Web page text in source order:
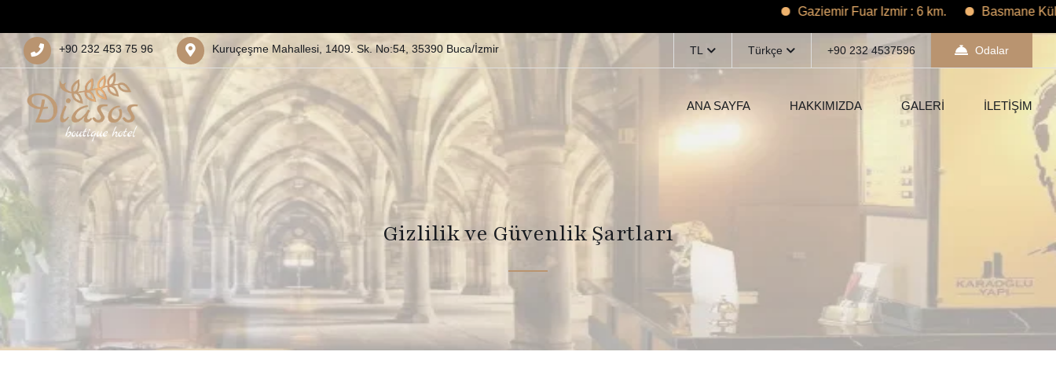
Gaziemir Fuar İzmir : 6 km. Basmane Kültür
+90 232 453 75 96 Kuruçeşme Mahallesi, 1409. Sk. No:54, 35390 Buca/İzmir TL Türkçe +90 232 4537596 Odalar
ANA SAYFA HAKKIMIZDA GALERİ İLETİŞİM
Gizlilik ve Güvenlik Şartları